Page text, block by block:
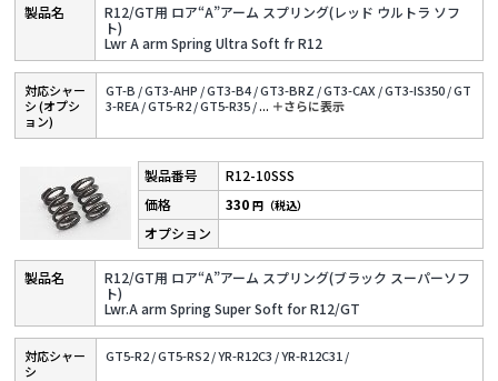
R12/GT用 ロア“A”アーム スプリング(レッド ウルトラ ソフ
ト)
Lwr A arm Spring Ultra Soft fr R12
対応シャー
シ (オプシ
ョン)
GT-B /GT3-AHP /GT3-B4 /GT3-BRZ /GT3-CAX /GT3-IS350 /GT
3-REA /GT5-R2 /GT5-R35 /... ＋さらに表⽰
R12-10SSS
R12/GT用 ロア“A”アーム スプリング(ブラック スーパーソフ
ト)
Lwr.A arm Spring Super Soft for R12/GT
330円（税込）
対応シャー
シ
GT5-R2 /GT5-RS2 /YR-R12C3 /YR-R12C31 /